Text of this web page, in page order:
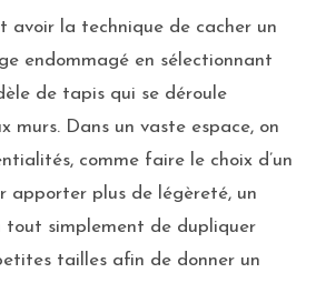
avoir la technique de cacher un
endommagé en sélectionnant
de tapis qui se déroule
murs. Dans un vaste espace, on
comme faire le choix d’un
apporter plus de légèreté, un
tout simplement de dupliquer
tailles afin de donner un